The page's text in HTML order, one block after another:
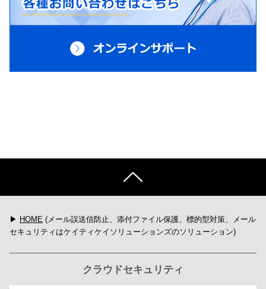
▶ HOME (メール誤送信防止、添付ファイル保護、標的型対策、メール
セキュリティはケイティケイソリューションズのソリューション)
クラウドセキュリティ